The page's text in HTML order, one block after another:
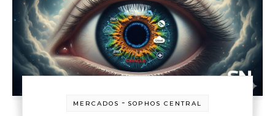
MERCADOS - SOPHOS CENTRAL